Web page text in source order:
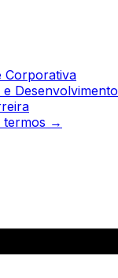
Corporativa
Desenvolvimento
termos →